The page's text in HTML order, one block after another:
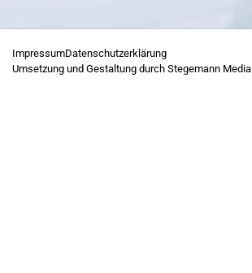
ImpressumDatenschutzerklärung
Umsetzung und Gestaltung durch Stegemann Media